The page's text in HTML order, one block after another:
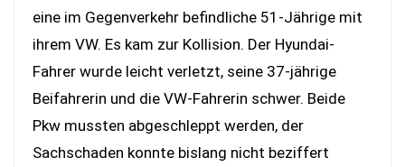
eine im Gegenverkehr befindliche 51-Jährige mit
ihrem VW. Es kam zur Kollision. Der Hyundai-
Fahrer wurde leicht verletzt, seine 37-jährige
Beifahrerin und die VW-Fahrerin schwer. Beide
Pkw mussten abgeschleppt werden, der
Sachschaden konnte bislang nicht beziffert